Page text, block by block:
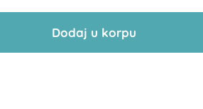
Dodaj u korpu